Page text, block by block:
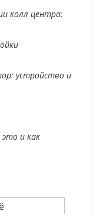
колл центра:
устройство и
и как